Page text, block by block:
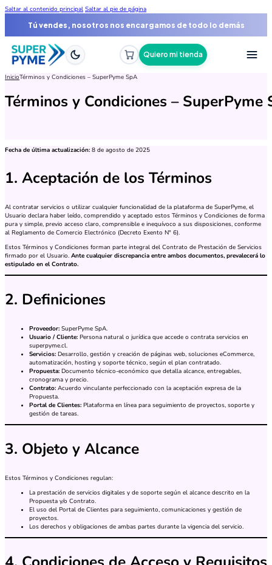
Saltar al contenido principal Saltar al pie de página
Tú vendes, nosotros nos encargamos de todo lo demás
Quiero mi tienda
InicioTérminos y Condiciones – SuperPyme SpA
Términos y Condiciones – SuperPyme
Fecha de última actualización: 8 de agosto de 2025
1. Aceptación de los Términos
Al contratar servicios o utilizar cualquier funcionalidad de la plataforma de SuperPyme, el
Usuario declara haber leído, comprendido y aceptado estos Términos y Condiciones de forma
pura y simple, previo acceso claro, comprensible e inequívoco a sus disposiciones, conforme
al Reglamento de Comercio Electrónico (Decreto Exento N° 6).
Estos Términos y Condiciones forman parte integral del Contrato de Prestación de Servicios
firmado por el Usuario. Ante cualquier discrepancia entre ambos documentos, prevalecerá lo
estipulado en el Contrato.
2. Definiciones
Proveedor: SuperPyme SpA.
Usuario / Cliente: Persona natural o jurídica que accede o contrata servicios en
superpyme.cl.
Servicios: Desarrollo, gestión y creación de páginas web, soluciones eCommerce,
automatización, hosting y soporte técnico, según el plan contratado.
Propuesta: Documento técnico-económico que detalla alcance, entregables,
cronograma y precio.
Contrato: Acuerdo vinculante perfeccionado con la aceptación expresa de la
Propuesta.
Portal de Clientes: Plataforma en línea para seguimiento de proyectos, soporte y
gestión de tareas.
3. Objeto y Alcance
Estos Términos y Condiciones regulan:
La prestación de servicios digitales y de soporte según el alcance descrito en la
Propuesta y/o Contrato.
El uso del Portal de Clientes para seguimiento, comunicaciones y gestión de
proyectos.
Los derechos y obligaciones de ambas partes durante la vigencia del servicio.